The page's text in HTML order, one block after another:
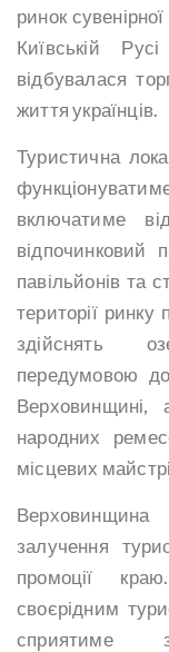
ринок
Київській
відбувалася
життя українців.
Туристична
включатиме
відпочинковий
павільйонів та
території ринку
здійснять
передумовою
Верховинщині,
народних
місцевих
залучення
промоції
своєрідним
сприятиме